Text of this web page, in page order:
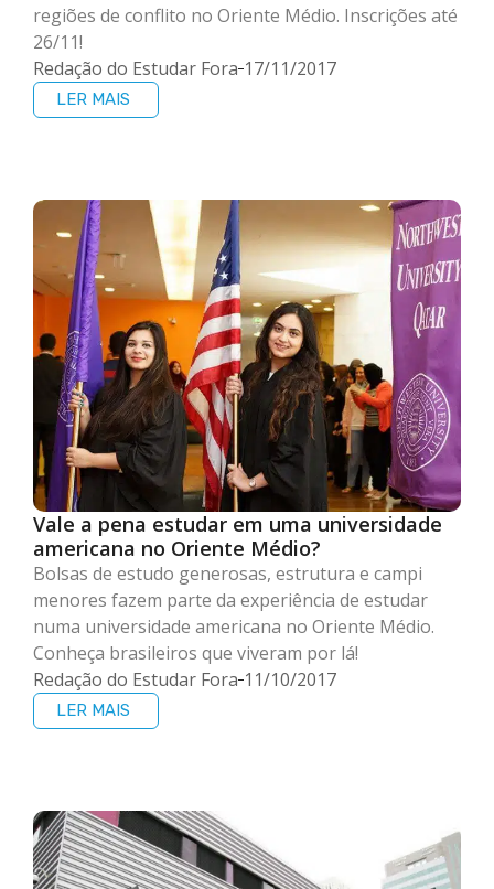
regiões de conflito no Oriente Médio. Inscrições até
26/11!
Redação do Estudar Fora 17/11/2017
LER MAIS
Vale a pena estudar em uma universidade
americana no Oriente Médio?
Bolsas de estudo generosas, estrutura e campi
menores fazem parte da experiência de estudar
numa universidade americana no Oriente Médio.
Conheça brasileiros que viveram por lá!
Redação do Estudar Fora 11/10/2017
LER MAIS